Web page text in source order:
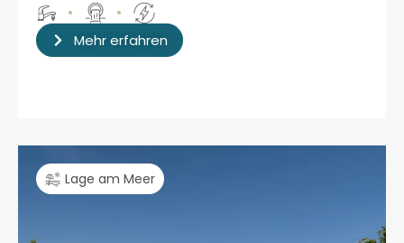
•
•
Mehr erfahren
Lage am Meer